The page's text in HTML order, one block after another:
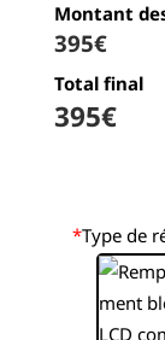
Montant
395€
Total final
395€
*Type de